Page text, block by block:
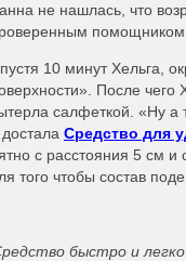
не нашлась, что
помощником.
10 минут Хельга,
После
салфеткой. «Ну а
Средство для
с расстояния 5 см и
того чтобы состав
быстро и